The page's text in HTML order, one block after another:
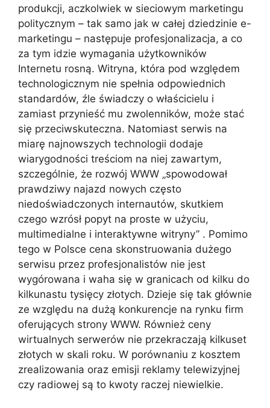
produkcji, aczkolwiek w sieciowym marketingu
politycznym – tak samo jak w całej dziedzinie e-
marketingu – następuje profesjonalizacja, a co
za tym idzie wymagania użytkowników
Internetu rosną. Witryna, która pod względem
technologicznym nie spełnia odpowiednich
standardów, źle świadczy o właścicielu i
zamiast przynieść mu zwolenników, może stać
się przeciwskuteczna. Natomiast serwis na
miarę najnowszych technologii dodaje
wiarygodności treściom na niej zawartym,
szczególnie, że rozwój WWW „spowodował
prawdziwy najazd nowych często
niedoświadczonych internautów, skutkiem
czego wzrósł popyt na proste w użyciu,
multimedialne i interaktywne witryny” . Pomimo
tego w Polsce cena skonstruowania dużego
serwisu przez profesjonalistów nie jest
wygórowana i waha się w granicach od kilku do
kilkunastu tysięcy złotych. Dzieje się tak głównie
ze względu na dużą konkurencje na rynku firm
oferujących strony WWW. Również ceny
wirtualnych serwerów nie przekraczają kilkuset
złotych w skali roku. W porównaniu z kosztem
zrealizowania oraz emisji reklamy telewizyjnej
czy radiowej są to kwoty raczej niewielkie.